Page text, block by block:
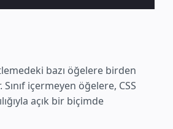
bazı öğelere birden
Sınıf içermeyen öğelere, CSS
açık bir biçimde